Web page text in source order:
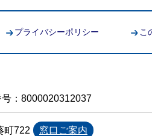
プライバシーポリシー こ
：8000020312037
町722 窓口ご案内